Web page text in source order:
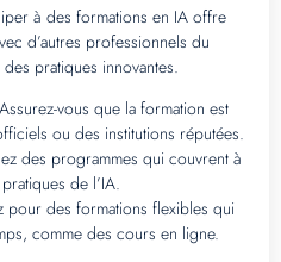
à des formations en IA offre
d’autres professionnels du
pratiques innovantes.
vous que la formation est
ou des institutions réputées.
des programmes qui couvrent à
de l’IA.
des formations flexibles qui
comme des cours en ligne.